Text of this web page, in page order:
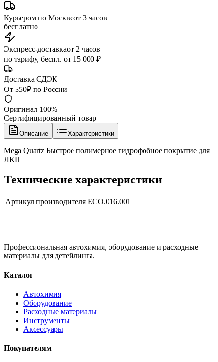
Курьером по Москвеот 3 часов
бесплатно
Экспресс-доставкаот 2 часов
по тарифу, беспл. от 15 000 ₽
Доставка СДЭК
От 350₽ по России
Оригинал 100%
Сертифицированный товар
Описание Характеристики
Mega Quartz Быстрое полимерное гидрофобное покрытие для
ЛКП
Технические характеристики
Артикул производителя ECO.016.001
Профессиональная автохимия, оборудование и расходные
материалы для детейлинга.
Каталог
Автохимия
Оборудование
Расходные материалы
Инструменты
Аксессуары
Покупателям